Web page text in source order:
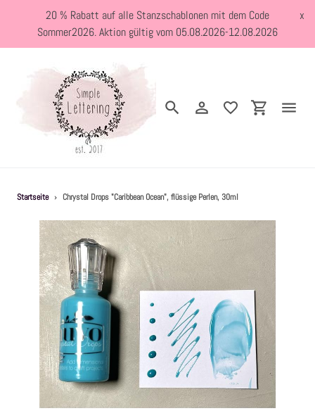
Inhalt
20 % Rabatt auf alle Stanzschablonen mit dem Code
Sommer2026. Aktion gültig vom 05.08.2026-12.08.2026
x
SuchenEinloggen
Kreativblog
Stanzschablonen
Holzstempel
Clear Stamps
Stempelkissen
Startseite › Chrystal Drops "Caribbean Ocean", flüssige Perlen, 30ml